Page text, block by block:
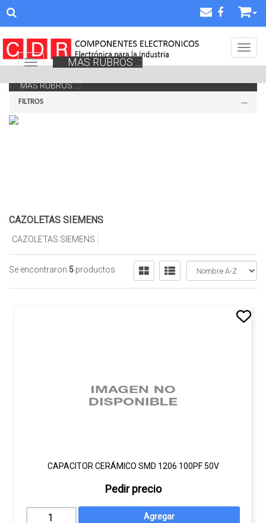
Navigation ein-/ausblenden
MAS RUBROS ..::
MAS RUBROS ..::
FILTROS
CAZOLETAS SIEMENS
CAZOLETAS SIEMENS
Se encontraron 5 productos
CAPACITOR CERÁMICO SMD 1206 100PF 50V
Pedir precio